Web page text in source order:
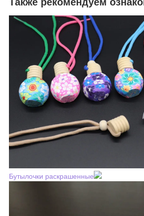
Бутылочки раскрашенные